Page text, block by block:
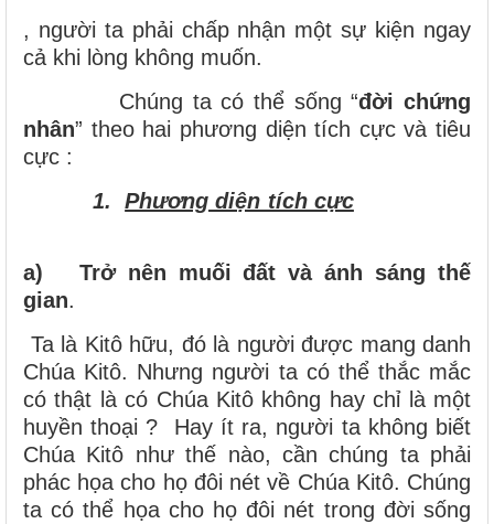
, người ta phải chấp nhận một sự kiện ngay
cả khi lòng không muốn.
Chúng ta có thể sống “đời chứng
nhân” theo hai phương diện tích cực và tiêu
cực :
1.Phương diện tích cực
a) Trở nên muối đất và ánh sáng thế
gian.
Ta là Kitô hữu, đó là người được mang danh
Chúa Kitô. Nhưng người ta có thể thắc mắc
có thật là có Chúa Kitô không hay chỉ là một
huyền thoại ? Hay ít ra, người ta không biết
Chúa Kitô như thế nào, cần chúng ta phải
phác họa cho họ đôi nét về Chúa Kitô. Chúng
ta có thể họa cho họ đôi nét trong đời sống